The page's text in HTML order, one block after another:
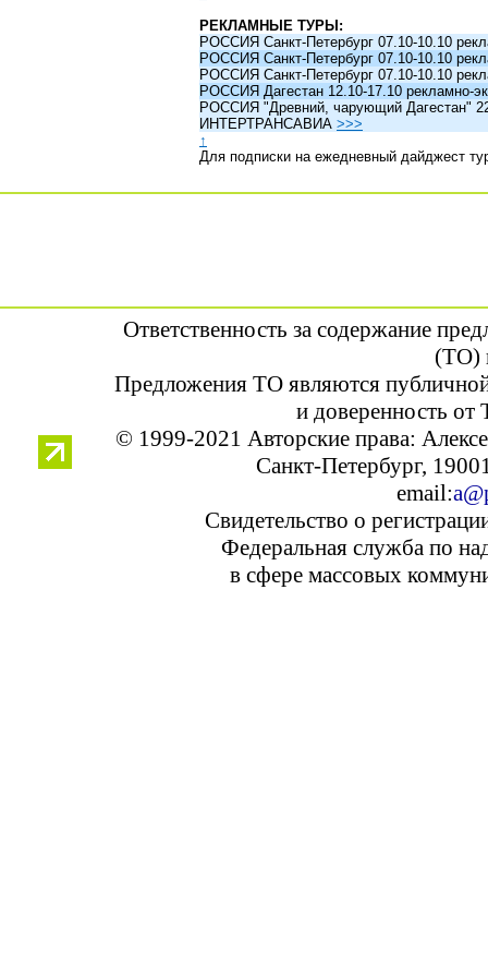
РЕКЛАМНЫЕ ТУРЫ:
РОССИЯ Санкт-Петербург 07.10-10.10
РОССИЯ Санкт-Петербург 07.10-10.10
РОССИЯ Санкт-Петербург 07.10-10.10
РОССИЯ Дагестан 12.10-17.10 рекламно-
РОССИЯ "Древний, чарующий Дагестан"
ИНТЕРТРАНСАВИА >>>
↑
Для подписки на ежедневный дайджест
Ответственность за содержание
(ТО)
Предложения ТО являются
и доверенность от
© 1999-2021 Авторские права:
Санкт-Петербург,
email:
Свидетельство о
Федеральная служба по
в сфере массовых